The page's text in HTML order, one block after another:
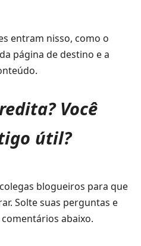
entram nisso, como o
página de destino e a
Você
útil?
blogueiros para que
Solte suas perguntas e
abaixo.